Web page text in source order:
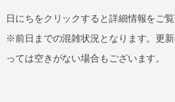
日にちをクリックすると詳細情報をご覧
※前日までの混雑状況となります。更
っては空きがない場合もございます。